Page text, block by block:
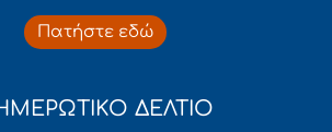
Πατήστε εδώ
ΔΕΛΤΙΟ